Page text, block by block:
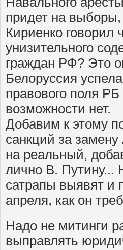
придет на
Кириенко говорил
унизительного
граждан РФ? Это
Белоруссия
правового поля
возможности нет.
Добавим к этому
санкций за
на реальный,
лично В. Путину...
сатрапы выявят и
апреля, как он
Надо не митинги
выправлять